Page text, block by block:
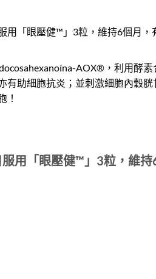
用「眼壓健™」3粒，維持6個月
AOX®，利用酵
有助細胞抗炎；並刺激細胞內穀
！
用「眼壓健™」3粒，維持